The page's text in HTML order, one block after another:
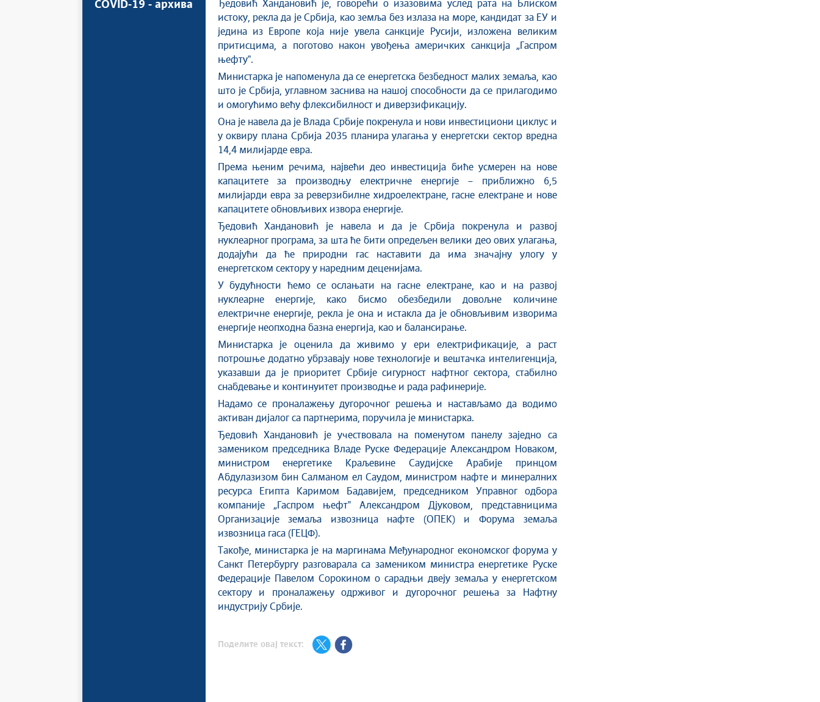
COVID-19 - архива
Ђедовић Хандановић је, говорећи о изазовима услед рата на Блиском
истоку, рекла да је Србија, као земља без излаза на море, кандидат за ЕУ и
једина из Европе која није увела санкције Русији, изложена великим
притисцима, а поготово након увођења америчких санкција „Гаспром
њефтуˮ.
Министарка је напоменула да се енергетска безбедност малих земаља, као
што је Србија, углавном заснива на нашој способности да се прилагодимо
и омогућимо већу флексибилност и диверзификацију.
Она је навела да је Влада Србије покренула и нови инвестициони циклус и
у оквиру плана Србија 2035 планира улагања у енергетски сектор вредна
14,4 милијарде евра.
Према њеним речима, највећи део инвестиција биће усмерен на нове
капацитете за производњу електричне енергије – приближно 6,5
милијарди евра за реверзибилне хидроелектране, гасне електране и нове
капацитете обновљивих извора енергије.
Ђедовић Хандановић је навела и да је Србија покренула и развој
нуклеарног програма, за шта ће бити опредељен велики део ових улагања,
додајући да ће природни гас наставити да има значајну улогу у
енергетском сектору у наредним деценијама.
У будућности ћемо се ослањати на гасне електране, као и на развој
нуклеарне енергије, како бисмо обезбедили довољне количине
електричне енергије, рекла је она и истакла да је обновљивим изворима
енергије неопходна базна енергија, као и балансирање.
Министарка је оценила да живимо у ери електрификације, а раст
потрошње додатно убрзавају нове технологије и вештачка интелигенција,
указавши да је приоритет Србије сигурност нафтног сектора, стабилно
снабдевање и континуитет производње и рада рафинерије.
Надамо се проналажењу дугорочног решења и настављамо да водимо
активан дијалог са партнерима, поручила је министарка.
Ђедовић Хандановић је учествовала на поменутом панелу заједно са
замеником председника Владе Руске Федерације Александром Новаком,
министром енергетике Краљевине Саудијске Арабије принцом
Абдулазизом бин Салманом ел Саудом, министром нафте и минералних
ресурса Египта Каримом Бадавијем, председником Управног одбора
компаније „Гаспром њефтˮ Александром Дјуковом, представницима
Организације земаља извозница нафте (ОПЕК) и Форума земаља
извозница гаса (ГЕЦФ).
Такође, министарка је на маргинама Међународног економског форума у
Санкт Петербургу разговарала са замеником министра енергетике Руске
Федерације Павелом Сорокином о сарадњи двеју земаља у енергетском
сектору и проналажењу одрживог и дугорочног решења за Нафтну
индустрију Србије.
Поделите овај текст: